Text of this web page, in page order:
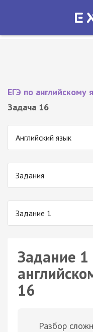
Экзамер —
ЕГЭ по английскому
Задача 16
Английский язык
Задания
Задание 1
Задание 1
16
Разбор